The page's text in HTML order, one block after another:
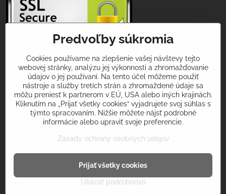
Podeľte sa s nami o Vaše športové zážitky
a úspechy!
Použite v príspevkoch na sociálnych sietiach hashtagy
#iamgekonalebo#multifunkcnasatkaa my Vás príjemne
prekvapíme! Tvorme spolu svet nadšenia pre šport v krásnom
©2026Copyright
Predvoľby súkromiaZásady ochrany osobných údajov
Vytvorené pomocou:BiznisWeb.sk
Predvoľby súkromia
Cookies používame na zlepšenie vašej návštevy tejto
webovej stránky, analýzu jej výkonnosti a zhromažďovanie
údajov o jej používaní. Na tento účel môžeme použiť
nástroje a služby tretích strán a zhromaždené údaje sa
môžu preniesť k partnerom v EÚ, USA alebo iných krajinách.
Kliknutím na „Prijať všetky cookies“ vyjadrujete svoj súhlas s
týmto spracovaním. Nižšie môžete nájsť podrobné
informácie alebo upraviť svoje preferencie.
Zásady ochrany osobných údajov
Ukázať podrobnosti
Prijať všetky cookies